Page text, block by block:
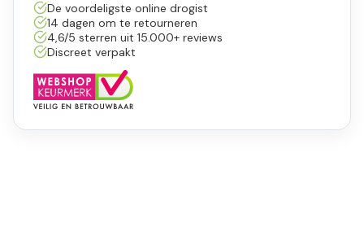
De voordeligste online drogist
14 dagen om te retourneren
4,6/5 sterren uit 15.000+ reviews
Discreet verpakt